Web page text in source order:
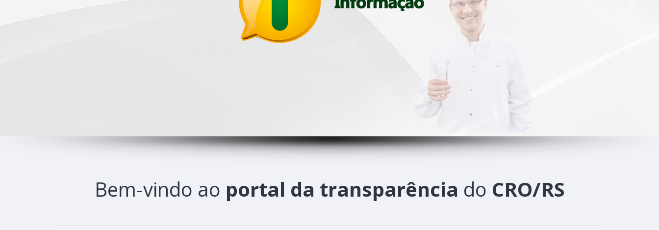
Bem-vindo ao portal da transparência do CRO/RS